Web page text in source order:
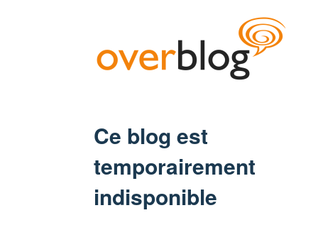
Ce blog est
temporairement
indisponible